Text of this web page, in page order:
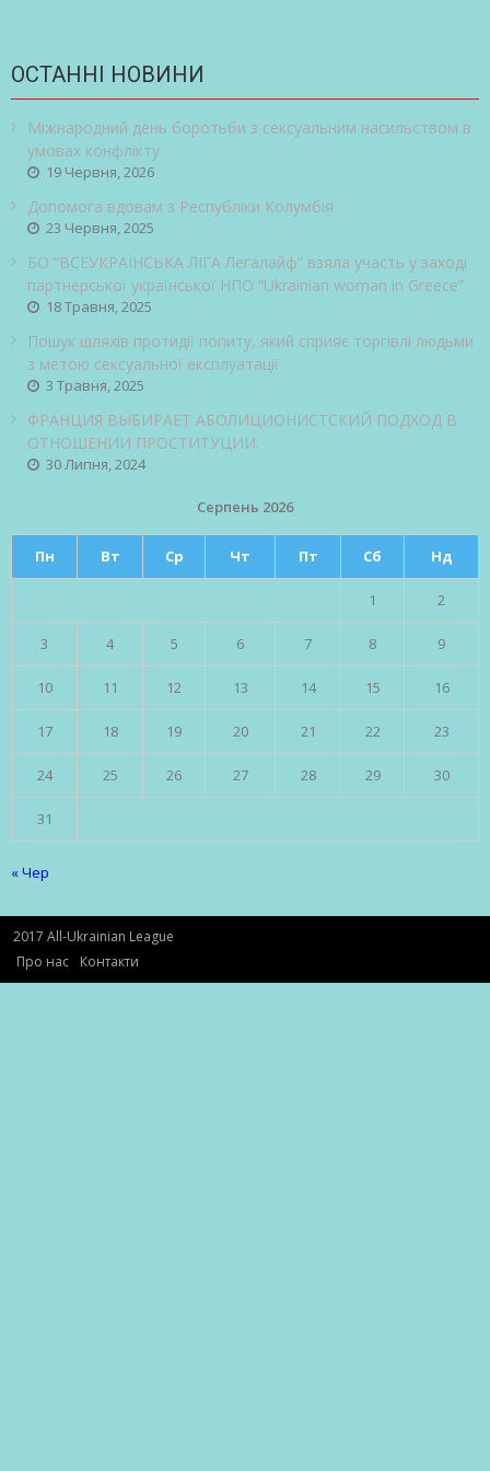
ОСТАННІ НОВИНИ
Міжнародний день боротьби з сексуальним насильством в
умовах конфлікту
19 Червня, 2026
Допомога вдовам з Республіки Колумбія
23 Червня, 2025
БО “ВСЕУКРАЇНСЬКА ЛІГА Легалайф” взяла участь у заході
партнерської української НПО “Ukrainian woman in Greece”
18 Травня, 2025
Пошук шляхів протидії попиту, який сприяє торгівлі людьми
з метою сексуальної експлуатації
3 Травня, 2025
ФРАНЦИЯ ВЫБИРАЕТ АБОЛИЦИОНИСТСКИЙ ПОДХОД В
ОТНОШЕНИИ ПРОСТИТУЦИИ.
30 Липня, 2024
Серпень 2026
Пн Вт Ср Чт Пт Сб Нд
1 2
3 4 5 6 7 8 9
10 11 12 13 14 15 16
17 18 19 20 21 22 23
24 25 26 27 28 29 30
31
« Чер
2017 All-Ukrainian League
Про нас
Контакти